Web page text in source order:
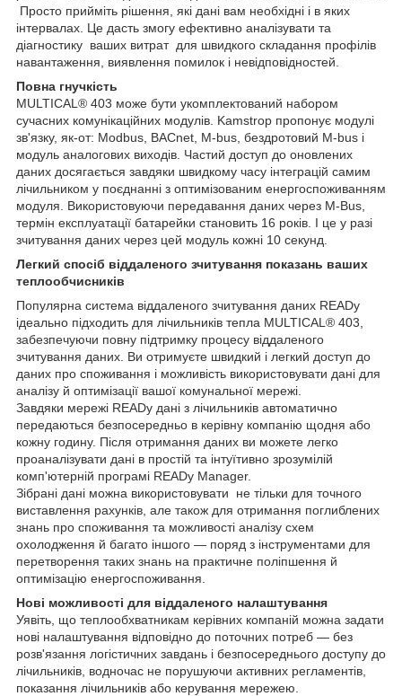
Просто прийміть рішення, які дані вам необхідні і в яких
інтервалах. Це дасть змогу ефективно аналізувати та
діагностику ваших витрат для швидкого складання профілів
навантаження, виявлення помилок і невідповідностей.
Повна гнучкість
MULTICAL® 403 може бути укомплектований набором
сучасних комунікаційних модулів. Kamstrop пропонує модулі
зв'язку, як-от: Modbus, BACnet, M-bus, бездротовий M-bus і
модуль аналогових виходів. Частий доступ до оновлених
даних досягається завдяки швидкому часу інтеграцій самим
лічильником у поєднанні з оптимізованим енергоспоживанням
модуля. Використовуючи передавання даних через M-Bus,
термін експлуатації батарейки становить 16 років. І це у разі
зчитування даних через цей модуль кожні 10 секунд.
Легкий спосіб віддаленого зчитування показань ваших
теплообчисників
Популярна система віддаленого зчитування даних READy
ідеально підходить для лічильників тепла MULTICAL® 403,
забезпечуючи повну підтримку процесу віддаленого
зчитування даних. Ви отримуєте швидкий і легкий доступ до
даних про споживання і можливість використовувати дані для
аналізу й оптимізації вашої комунальної мережі.
Завдяки мережі READy дані з лічильників автоматично
передаються безпосередньо в керівну компанію щодня або
кожну годину. Після отримання даних ви можете легко
проаналізувати дані в простій та інтуїтивно зрозумілій
комп'ютерній програмі READy Manager.
Зібрані дані можна використовувати не тільки для точного
виставлення рахунків, але також для отримання поглиблених
знань про споживання та можливості аналізу схем
охолодження й багато іншого — поряд з інструментами для
перетворення таких знань на практичне поліпшення й
оптимізацію енергоспоживання.
Нові можливості для віддаленого налаштування
Уявіть, що теплообхватникам керівних компаній можна задати
нові налаштування відповідно до поточних потреб — без
розв'язання логістичних завдань і безпосереднього доступу до
лічильників, водночас не порушуючи активних регламентів,
показання лічильників або керування мережею.